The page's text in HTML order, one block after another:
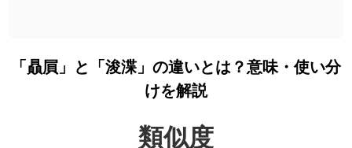
「贔屓」と「浚渫」の違いとは？意味・使い分
けを解説
類似度